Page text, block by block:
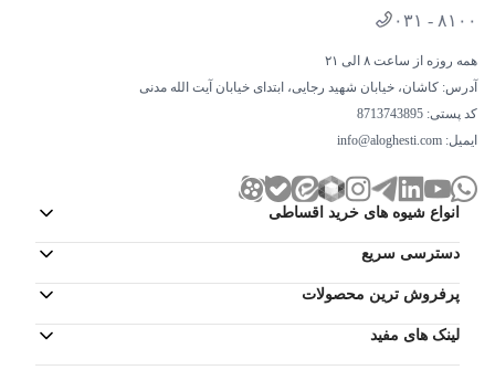
۰۳۱ - ۸۱۰۰
همه روزه از ساعت ۸ الی ۲۱
آدرس: کاشان، خیابان شهید رجایی، ابتدای خیابان آیت الله مدنی
کد پستی: 8713743895
ایمیل: info@aloghesti.com
انواع شیوه های خرید اقساطی
دسترسی سریع
پرفروش ترین محصولات
لینک های مفید